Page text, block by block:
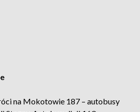
na Mokotowie 187 – autobusy